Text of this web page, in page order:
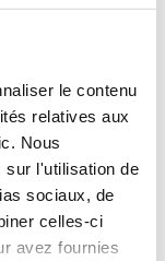
le contenu
relatives aux
Nous
sur l'utilisation de
sociaux, de
celles-ci
avez fournies